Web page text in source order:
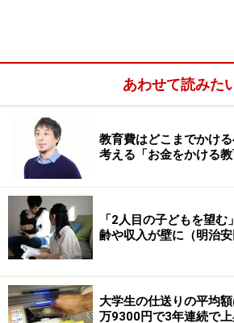
て、親たちを惑わせます。もちろん
をかければ必ず子供がリッチになれ
ません。
＜教育費の累計＞
オール国公立 793万円
オール私立 2121万円
（文部科学省「データから見る子供
に作成）
あわせて読みた
教育費はどこまでかけ
考える「お金をかける教
「2人目の子どもを望
齢や収入が壁に（明治安
大学生の仕送りの平均
万9300円で3年連続で